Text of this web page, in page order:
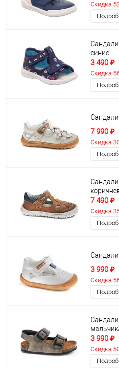
Скидка
синие
3 490 ₽
Скидка
7 990 ₽
Скидка
7 490 ₽
Скидка
3 990 ₽
Скидка
3 990 ₽
Скидка